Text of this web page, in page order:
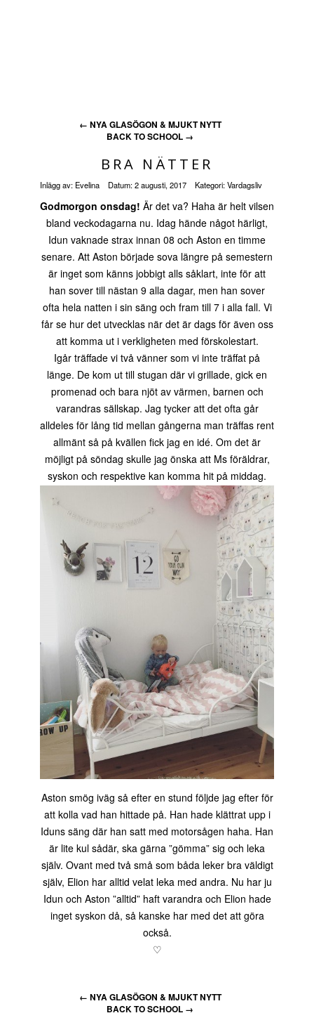
← NYA GLASÖGON & MJUKT NYTT
BACK TO SCHOOL →
BRA NÄTTER
Inlägg av: Evelina Datum:2 augusti, 2017 Kategori:Vardagsliv
Godmorgon onsdag! Är det va? Haha är helt vilsen
bland veckodagarna nu. Idag hände något härligt,
Idun vaknade strax innan 08 och Aston en timme
senare. Att Aston började sova längre på semestern
är inget som känns jobbigt alls såklart, inte för att
han sover till nästan 9 alla dagar, men han sover
ofta hela natten i sin säng och fram till 7 i alla fall. Vi
får se hur det utvecklas när det är dags för även oss
att komma ut i verkligheten med förskolestart.
Igår träffade vi två vänner som vi inte träffat på
länge. De kom ut till stugan där vi grillade, gick en
promenad och bara njöt av värmen, barnen och
varandras sällskap. Jag tycker att det ofta går
alldeles för lång tid mellan gångerna man träffas rent
allmänt så på kvällen fick jag en idé. Om det är
möjligt på söndag skulle jag önska att Ms föräldrar,
syskon och respektive kan komma hit på middag.
Aston smög iväg så efter en stund följde jag efter för
att kolla vad han hittade på. Han hade klättrat upp i
Iduns säng där han satt med motorsågen haha. Han
är lite kul sådär, ska gärna ”gömma” sig och leka
själv. Ovant med två små som båda leker bra väldigt
själv, Elion har alltid velat leka med andra. Nu har ju
Idun och Aston ”alltid” haft varandra och Elion hade
inget syskon då, så kanske har med det att göra
också.
♡
← NYA GLASÖGON & MJUKT NYTT
BACK TO SCHOOL →